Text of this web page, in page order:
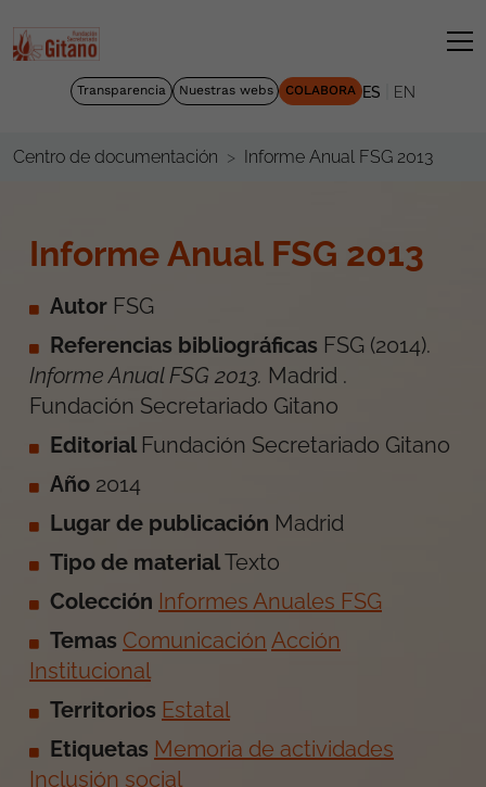
Transparencia Nuestras webs COLABORA ES EN
Centro de documentación Informe Anual FSG 2013
Informe Anual FSG 2013
Autor FSG
Referencias bibliográficas FSG (2014).
Informe Anual FSG 2013. Madrid .
Fundación Secretariado Gitano
Editorial Fundación Secretariado Gitano
Año 2014
Lugar de publicación Madrid
Tipo de material Texto
Colección Informes Anuales FSG
Temas Comunicación Acción
Institucional
Territorios Estatal
Etiquetas Memoria de actividades
Inclusión social